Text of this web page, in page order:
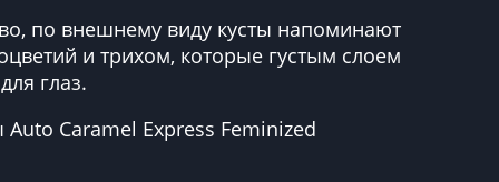
по внешнему виду кусты напоминают
и трихом, которые густым слоем
глаз.
Caramel Express Feminized